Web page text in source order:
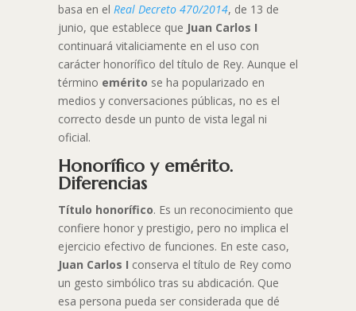
basa en el Real Decreto 470/2014, de 13 de
junio, que establece que Juan Carlos I
continuará vitaliciamente en el uso con
carácter honorífico del título de Rey. Aunque el
término emérito se ha popularizado en
medios y conversaciones públicas, no es el
correcto desde un punto de vista legal ni
oficial.
Honorífico y emérito.
Diferencias
Título honorífico. Es un reconocimiento que
confiere honor y prestigio, pero no implica el
ejercicio efectivo de funciones. En este caso,
Juan Carlos I conserva el título de Rey como
un gesto simbólico tras su abdicación. Que
esa persona pueda ser considerada que dé